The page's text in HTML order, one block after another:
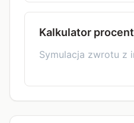
Kalkulator
Symulacja zwrotu z